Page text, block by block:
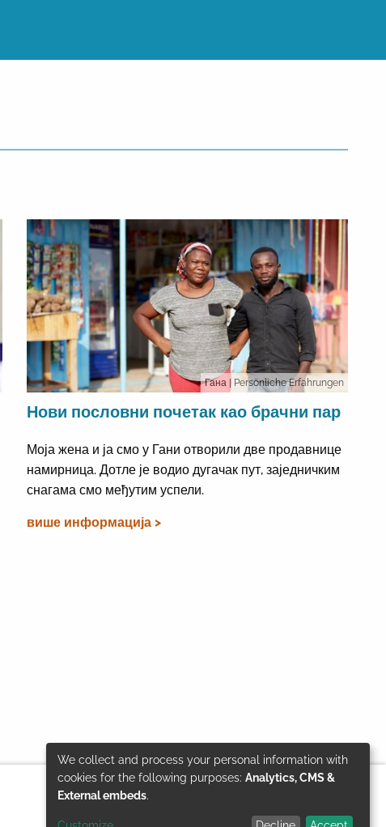
Гана | Persönliche Erfahrungen
Нови пословни почетак као брачни пар
Моја жена и ја смо у Гани отворили две продавнице
намирница. Дотле је водио дугачак пут, заједничким
снагама смо међутим успели.
више информација >
Use
of
We collect and process your personal information with
cookies for the following purposes: Analytics, CMS &
External embeds.